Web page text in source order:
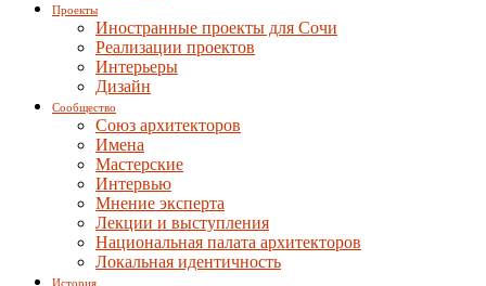
Проекты
Иностранные проекты для Сочи
Реализации проектов
Интерьеры
Дизайн
Сообщество
Союз архитекторов
Имена
Мастерские
Интервью
Мнение эксперта
Лекции и выступления
Национальная палата архитекторов
Локальная идентичность
История